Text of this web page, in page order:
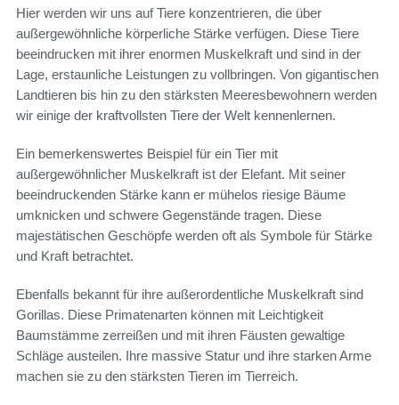
Hier werden wir uns auf Tiere konzentrieren, die über
außergewöhnliche körperliche Stärke verfügen. Diese Tiere
beeindrucken mit ihrer enormen Muskelkraft und sind in der
Lage, erstaunliche Leistungen zu vollbringen. Von gigantischen
Landtieren bis hin zu den stärksten Meeresbewohnern werden
wir einige der kraftvollsten Tiere der Welt kennenlernen.
Ein bemerkenswertes Beispiel für ein Tier mit
außergewöhnlicher Muskelkraft ist der Elefant. Mit seiner
beeindruckenden Stärke kann er mühelos riesige Bäume
umknicken und schwere Gegenstände tragen. Diese
majestätischen Geschöpfe werden oft als Symbole für Stärke
und Kraft betrachtet.
Ebenfalls bekannt für ihre außerordentliche Muskelkraft sind
Gorillas. Diese Primatenarten können mit Leichtigkeit
Baumstämme zerreißen und mit ihren Fäusten gewaltige
Schläge austeilen. Ihre massive Statur und ihre starken Arme
machen sie zu den stärksten Tieren im Tierreich.